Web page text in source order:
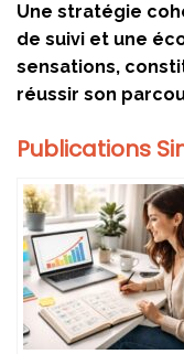
Une stratégie
de suivi et une
sensations,
réussir son
Publications